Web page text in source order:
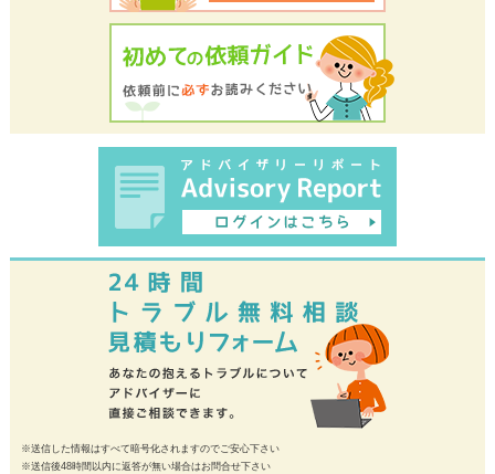
※送信した情報はすべて暗号化されますのでご安心下さい
※送信後48時間以内に返答が無い場合はお問合せ下さい